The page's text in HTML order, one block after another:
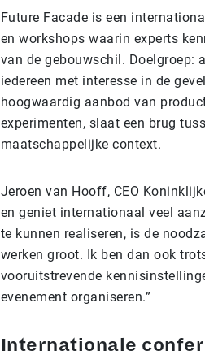
Future Facade is een
en workshops waarin experts
van de gebouwschil. Doelgroep:
iedereen met interesse in de
hoogwaardig aanbod van
experimenten, slaat een brug
maatschappelijke context.
Jeroen van Hooff, CEO
en geniet internationaal veel
te kunnen realiseren, is de
werken groot. Ik ben dan ook
vooruitstrevende
evenement organiseren.”
Internationale